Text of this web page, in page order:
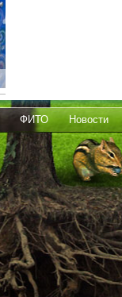
ФИТО Новости